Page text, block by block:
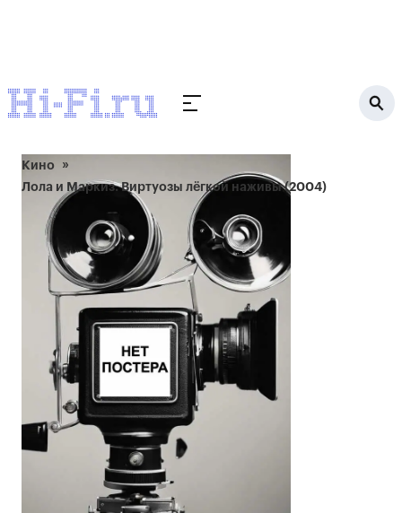
Кино
Лола и Маркиз. Виртуозы лёгкой наживы (2004)